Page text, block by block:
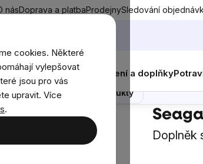
cookies. Některé
vylepšovat
jsou pro vás
upravit. Více
.
násDoprava a platbaProdejnySledování
MužiŽenyDěti Oblečení a doplňky
- Pure Marine Collagen, 300 g
Doplněk
Poradna Podobné produkty